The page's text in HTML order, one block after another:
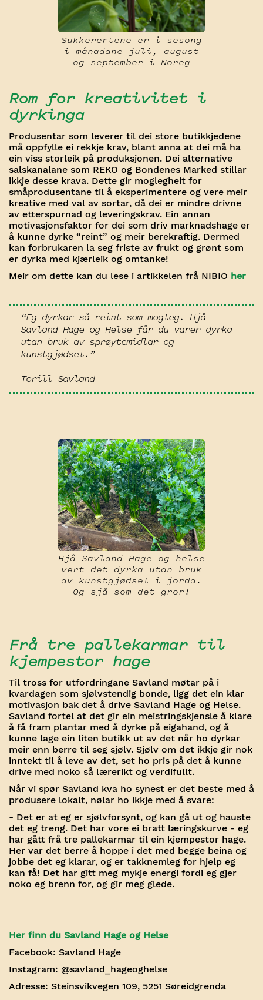
Sukkerertene er i sesong
i månadane juli, august
og september i Noreg
Rom for kreativitet i
dyrkinga
Produsentar som leverer til dei store butikkjedene
må oppfylle ei rekkje krav, blant anna at dei må ha
ein viss storleik på produksjonen. Dei alternative
salskanalane som REKO og Bondenes Marked stillar
ikkje desse krava. Dette gir moglegheit for
småprodusentane til å eksperimentere og vere meir
kreative med val av sortar, då dei er mindre drivne
av etterspurnad og leveringskrav. Ein annan
motivasjonsfaktor for dei som driv marknadshage er
å kunne dyrke “reint” og meir berekraftig. Dermed
kan forbrukaren la seg friste av frukt og grønt som
er dyrka med kjærleik og omtanke!
Meir om dette kan du lese i artikkelen frå NIBIO her
“Eg dyrkar så reint som mogleg. Hjå
Savland Hage og Helse får du varer dyrka
utan bruk av sprøytemidlar og
kunstgjødsel.”
Torill Savland
Hjå Savland Hage og helse
vert det dyrka utan bruk
av kunstgjødsel i jorda.
Og sjå som det gror!
Frå tre pallekarmar til
kjempestor hage
Til tross for utfordringane Savland møtar på i
kvardagen som sjølvstendig bonde, ligg det ein klar
motivasjon bak det å drive Savland Hage og Helse.
Savland fortel at det gir ein meistringskjensle å klare
å få fram plantar med å dyrke på eigahand, og å
kunne lage ein liten butikk ut av det når ho dyrkar
meir enn berre til seg sjølv. Sjølv om det ikkje gir nok
inntekt til å leve av det, set ho pris på det å kunne
drive med noko så lærerikt og verdifullt.
Når vi spør Savland kva ho synest er det beste med å
produsere lokalt, nølar ho ikkje med å svare:
- Det er at eg er sjølvforsynt, og kan gå ut og hauste
det eg treng. Det har vore ei bratt læringskurve - eg
har gått frå tre pallekarmar til ein kjempestor hage.
Her var det berre å hoppe i det med begge beina og
jobbe det eg klarar, og er takknemleg for hjelp eg
kan få! Det har gitt meg mykje energi fordi eg gjer
noko eg brenn for, og gir meg glede.
Her finn du Savland Hage og Helse
Facebook: Savland Hage
Instagram: @savland_hageoghelse
Adresse: Steinsvikvegen 109, 5251 Søreidgrenda